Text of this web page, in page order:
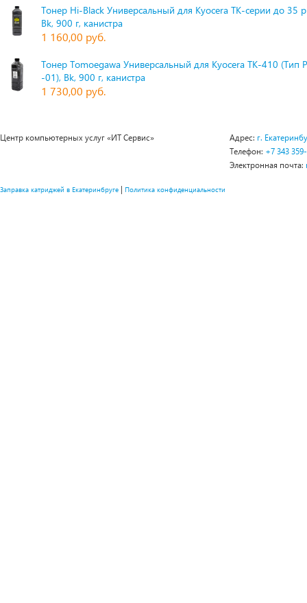
Тонер Hi-Black Универсальный для Kyocera TK-серии до 35
Bk, 900 г, канистра
1 160,00 руб.
Тонер Tomoegawa Универсальный для Kyocera TK-410 (Тип
-01), Bk, 900 г, канистра
1 730,00 руб.
Центр компьютерных услуг «ИТ Сервис» Адрес: г.
Телефон: +7 343
Электронная почта:
Заправка катриджей в Екатеринбруге | Политика конфиденциальности